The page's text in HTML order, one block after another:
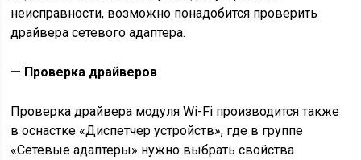
неисправности, возможно понадобится проверить
драйвера сетевого адаптера.
— Проверка драйверов
Проверка драйвера модуля Wi-Fi производится также
в оснастке «Диспетчер устройств», где в группе
«Сетевые адаптеры» нужно выбрать свойства